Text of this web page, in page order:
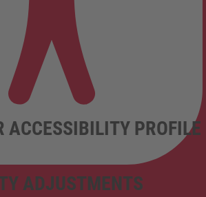
ADJUSTMENTS
ACCESSIBILITY PROFILE